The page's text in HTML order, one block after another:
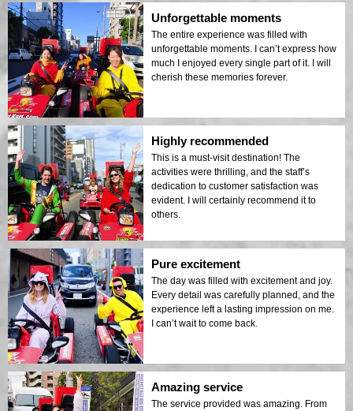
Unforgettable moments
The entire experience was filled with
unforgettable moments. I can’t express how
much I enjoyed every single part of it. I will
cherish these memories forever.
Highly recommended
This is a must-visit destination! The
activities were thrilling, and the staff’s
dedication to customer satisfaction was
evident. I will certainly recommend it to
others.
Pure excitement
The day was filled with excitement and joy.
Every detail was carefully planned, and the
experience left a lasting impression on me.
I can’t wait to come back.
Amazing service
The service provided was amazing. From